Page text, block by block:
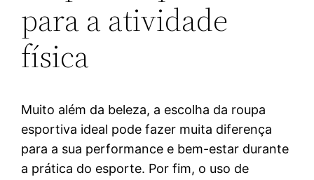
para a atividade
física
Muito além da beleza, a escolha da roupa
esportiva ideal pode fazer muita diferença
para a sua performance e bem-estar durante
a prática do esporte. Por fim, o uso de